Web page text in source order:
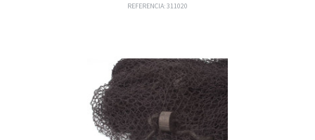
REFERENCIA: 311020